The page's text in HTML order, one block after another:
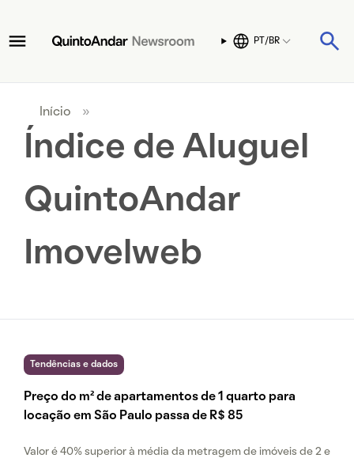
PT/BR
Início »
Índice de Aluguel
QuintoAndar
Imovelweb
Tendências e dados
Preço do m² de apartamentos de 1 quarto para
locação em São Paulo passa de R$ 85
Valor é 40% superior à média da metragem de imóveis de 2 e